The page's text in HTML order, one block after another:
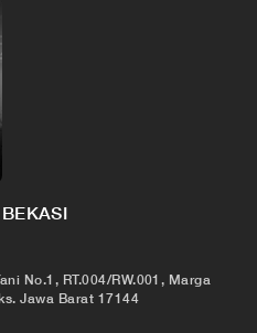
No.1, RT.004/RW.001, Marga
Jawa Barat 17144